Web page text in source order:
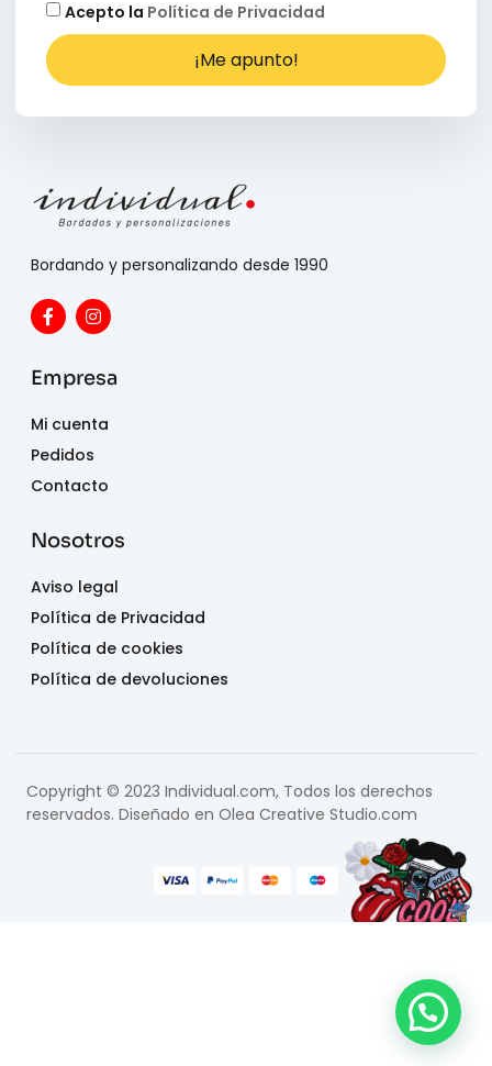
Acepto la Política de Privacidad
¡Me apunto!
Bordando y personalizando desde 1990
Empresa
Mi cuenta
Pedidos
Contacto
Nosotros
Aviso legal
Política de Privacidad
Política de cookies
Política de devoluciones
Copyright © 2023 Individual.com, Todos los derechos
reservados. Diseñado en Olea Creative Studio.com